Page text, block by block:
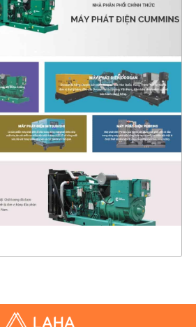
4602
CHI TIẾT
XEM THỰC TẾ